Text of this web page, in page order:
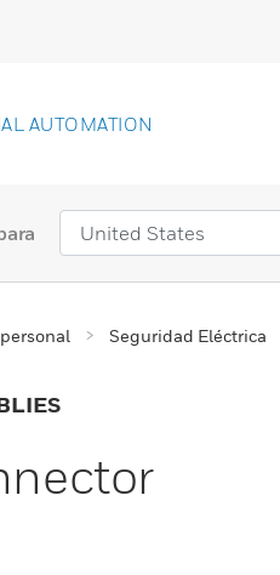
AUTOMATION
Seguridad Eléctrica